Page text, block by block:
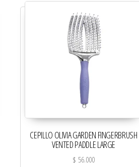
CEPILLO OLIVIA GARDEN FINGERBRUSH
VENTED PADDLE LARGE
$ 56.000